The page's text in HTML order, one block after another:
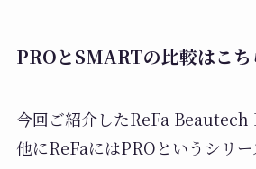
PROとSMARTの比較はこち
今回ご紹介したReFa
他にReFaにはPROというシリー